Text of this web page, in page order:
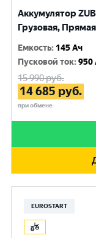
Аккумулятор
Грузовая,
Емкость: 145 Ач
Пусковой ток:950
15 990руб.
14 685 руб.
при обмене
EUROSTART